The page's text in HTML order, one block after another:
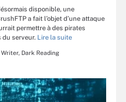
disponible, une
a fait l’objet d’une attaque
permettre à des pirates
du serveur. Lire la suite
Dark Reading